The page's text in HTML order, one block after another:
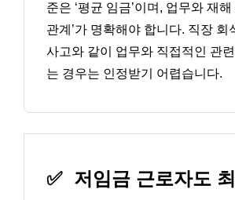
준은 ‘평균 임금’이며, 업무와 재
관계’가 명확해야 합니다. 직장 회
사고와 같이 업무와 직접적인 관
는 경우는 인정받기 어렵습니다.
✅ 저임금 근로자도